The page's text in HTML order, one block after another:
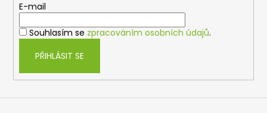
E-mail
Souhlasím se zpracováním osobních údajů.
PŘIHLÁSIT SE